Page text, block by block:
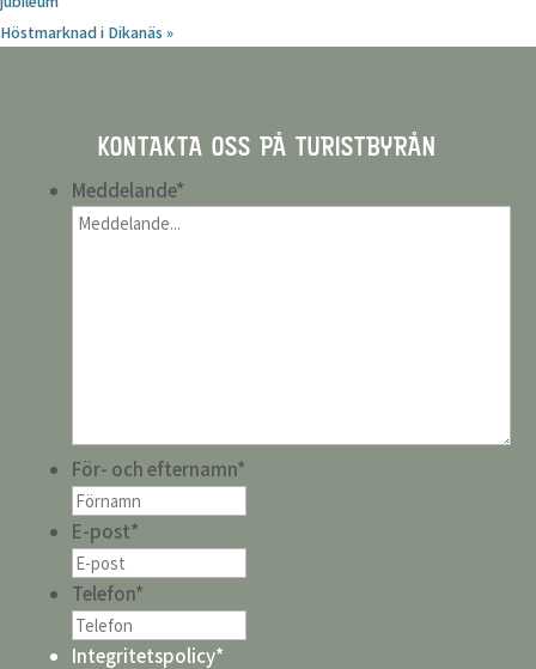
Höstmarknad i Dikanäs »
KONTAKTA OSS PÅ TURISTBYRÅN
Meddelande*
För- och efternamn*
E-post*
Telefon*
Integritetspolicy*